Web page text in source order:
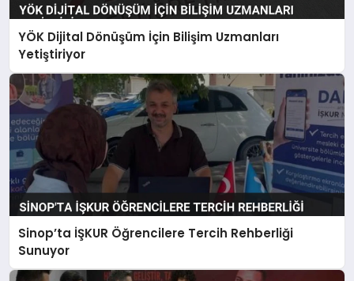
YÖK Dijital Dönüşüm İçin Bilişim Uzmanları
Yetiştiriyor
Sinop’ta İŞKUR Öğrencilere Tercih Rehberliği
Sunuyor